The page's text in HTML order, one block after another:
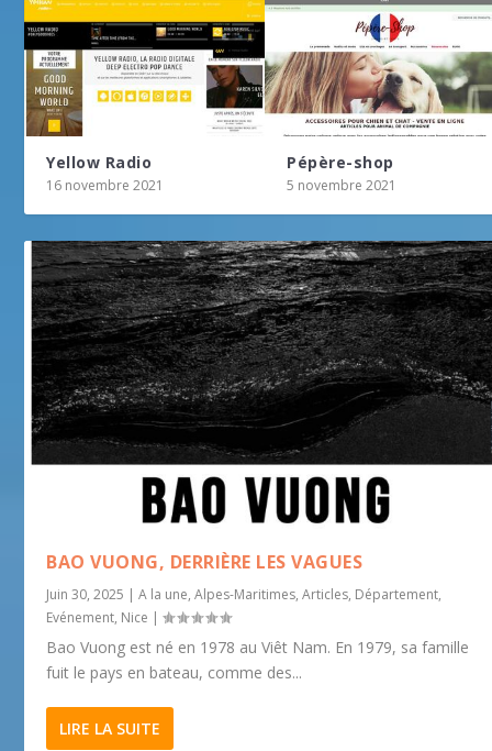
Yellow Radio
16 novembre 2021
Pépère-shop
5 novembre 2021
BAO VUONG, DERRIÈRE LES VAGUES
Juin 30, 2025 |A la une,Alpes-Maritimes,Articles, Département,
Evénement, Nice |
Bao Vuong est né en 1978 au Viêt Nam. En 1979, sa famille
fuit le pays en bateau, comme des...
LIRE LA SUITE